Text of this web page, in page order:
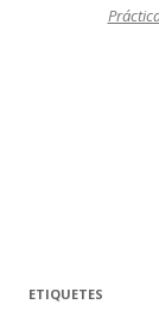
ETIQUETES